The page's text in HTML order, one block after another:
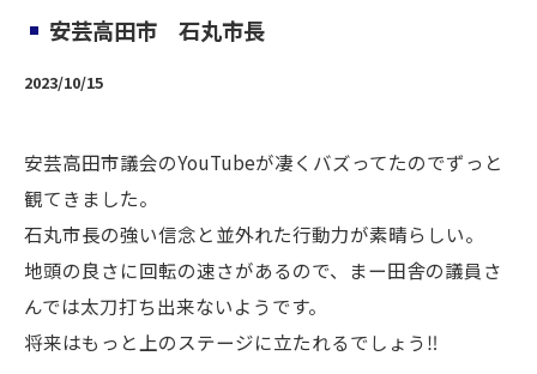
安芸高田市 石丸市長
2023/10/15
安芸高田市議会のYouTubeが凄くバズってたのでずっと
観てきました。
石丸市長の強い信念と並外れた行動力が素晴らしい。
地頭の良さに回転の速さがあるので、まー田舎の議員さ
んでは太刀打ち出来ないようです。
将来はもっと上のステージに立たれるでしょう‼️